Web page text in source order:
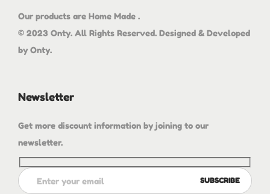
Our products are Home Made .
© 2023 Onty. All Rights Reserved. Designed & Developed
by Onty.
Newsletter
Get more discount information by joining to our
newsletter.